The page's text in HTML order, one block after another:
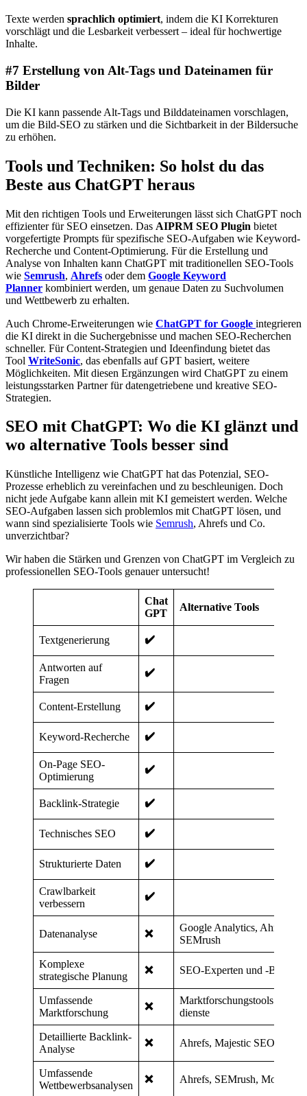
Texte werden sprachlich optimiert, indem die KI Korrekturen
vorschlägt und die Lesbarkeit verbessert – ideal für hochwertige
Inhalte.
#7 Erstellung von Alt-Tags und Dateinamen für
Bilder
Die KI kann passende Alt-Tags und Bilddateinamen vorschlagen,
um die Bild-SEO zu stärken und die Sichtbarkeit in der Bildersuche
zu erhöhen.
Tools und Techniken: So holst du das
Beste aus ChatGPT heraus
Mit den richtigen Tools und Erweiterungen lässt sich ChatGPT noch
effizienter für SEO einsetzen. Das AIPRM SEO Plugin bietet
vorgefertigte Prompts für spezifische SEO-Aufgaben wie Keyword-
Recherche und Content-Optimierung. Für die Erstellung und
Analyse von Inhalten kann ChatGPT mit traditionellen SEO-Tools
wie Semrush, Ahrefs oder dem Google Keyword
Planner kombiniert werden, um genaue Daten zu Suchvolumen
und Wettbewerb zu erhalten.
Auch Chrome-Erweiterungen wie ChatGPT for Google integrieren
die KI direkt in die Suchergebnisse und machen SEO-Recherchen
schneller. Für Content-Strategien und Ideenfindung bietet das
Tool WriteSonic, das ebenfalls auf GPT basiert, weitere
Möglichkeiten. Mit diesen Ergänzungen wird ChatGPT zu einem
leistungsstarken Partner für datengetriebene und kreative SEO-
Strategien.
SEO mit ChatGPT: Wo die KI glänzt und
wo alternative Tools besser sind
Künstliche Intelligenz wie ChatGPT hat das Potenzial, SEO-
Prozesse erheblich zu vereinfachen und zu beschleunigen. Doch
nicht jede Aufgabe kann allein mit KI gemeistert werden. Welche
SEO-Aufgaben lassen sich problemlos mit ChatGPT lösen, und
wann sind spezialisierte Tools wie Semrush, Ahrefs und Co.
unverzichtbar?
Wir haben die Stärken und Grenzen von ChatGPT im Vergleich zu
professionellen SEO-Tools genauer untersucht!
Chat
GPT
Alternative Tools
Textgenerierung ✔️
Antworten auf
Fragen
✔️
Content-Erstellung ✔️
Keyword-Recherche ✔️
On-Page SEO-
Optimierung
✔️
Backlink-Strategie ✔️
Technisches SEO ✔️
Strukturierte Daten ✔️
Crawlbarkeit
verbessern
✔️
Datenanalyse ❌
Google Analytics, Ahrefs,
SEMrush
Komplexe
strategische Planung
❌ SEO-Experten und -Berater
Umfassende
Marktforschung
❌
Marktforschungstools und -
dienste
Detaillierte Backlink-
Analyse
❌ Ahrefs, Majestic SEO
Umfassende
Wettbewerbsanalysen
❌ Ahrefs, SEMrush, Moz Pro